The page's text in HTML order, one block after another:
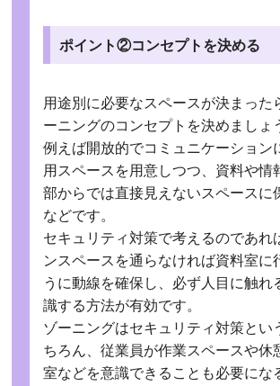
ポイント②コンセプトを決める
用途別に必要なスペースが決まった
ーニングのコンセプトを決めましょ
例えば開放的でコミュニケーション
用スペースを用意しつつ、資料や情
部からでは直接見えないスペースに
などです。
セキュリティ対策で考えるのであれ
ンスペースを通らなければ資料室に
うに動線を確保し、必ず人目に触れ
識する方法が有効です。
ゾーニングはセキュリティ対策とい
ちろん、従業員が作業スペースや休
室などを意識できることも必要にな